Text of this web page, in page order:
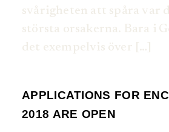
svårigheten att spåra var
största orsakerna. Bara i
det exempelvis över […]
APPLICATIONS FOR
2018 ARE OPEN